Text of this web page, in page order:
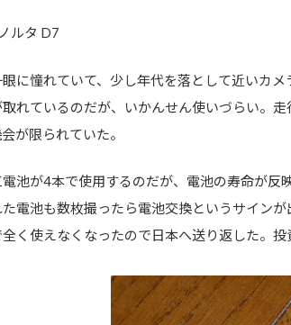
ルタ D7
に憧れていて、少し年代を落として近いカ
取れているのだが、いかんせん使いづらい。
が限られていた。
電池が4本で使用するのだが、電池の寿命が
電池も数枚撮ったら電池交換というサイン
全く使えなくなったので日本へ送り返した。